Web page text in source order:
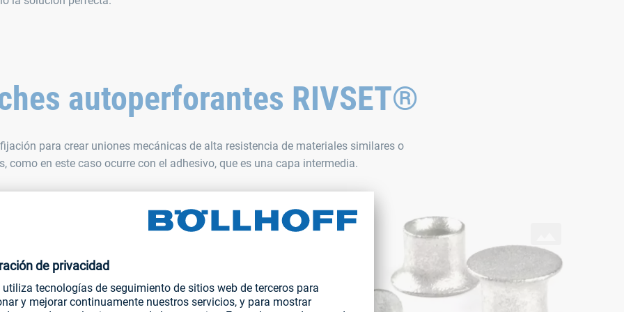
autoperforantes RIVSET®
para crear uniones mecánicas de alta resistencia de materiales similares o
como en este caso ocurre con el adhesivo, que es una capa intermedia.
68229c46345544978c31279baf493c96/hls/1634716836935/68229c46345544978c31279baf493c96.m3u8
los remaches